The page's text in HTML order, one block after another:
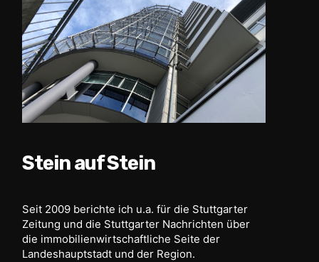
Stein auf Stein
Seit 2009 berichte ich u.a. für die Stuttgarter
Zeitung und die Stuttgarter Nachrichten über
die immobilienwirtschaftliche Seite der
Landeshauptstadt und der Region.